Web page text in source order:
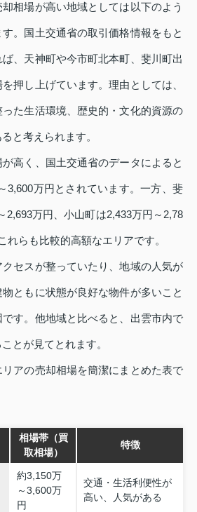
相場が高い地域としては以下のよう
。国土交通省の取引価格情報をもと
、天神町や今市町北本町、斐川町出
押し上げています。理由としては、
た生活環境、歴史的・文化的資源の
と考えられます。
高く、国土交通省のデータによると
3,600万円とされています。一方、斐
2,693万円、小山町は2,433万円～2,78
れらも比較的高額なエリアです。
セスが整っていたり、地域の人気が
ともに状態が良好な物件が多いこと
す。他地域と比べると、出雲市内で
とが見てとれます。
アの売却相場を簡潔にまとめた表で
相場帯（買
取相場）
特徴
約3,150万
～3,600万
円
交通・生活利便性が
高い、人気がある